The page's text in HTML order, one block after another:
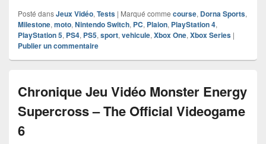
Posté dansJeux Vidéo, Tests | Marqué comme course, Dorna Sports,
Milestone, moto, Nintendo Switch, PC, Plaion, PlayStation 4,
PlayStation 5, PS4, PS5, sport, vehicule, Xbox One, Xbox Series |
Publier un commentaire
Chronique Jeu Vidéo Monster Energy
Supercross – The Official Videogame
6